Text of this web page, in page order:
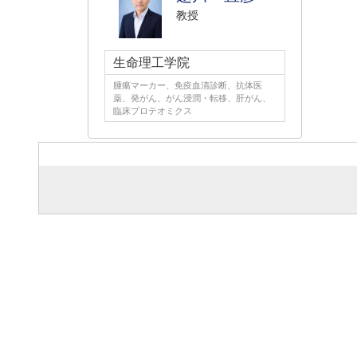
教授
生命理工学院
腫瘍マーカー、免疫血清診断、抗体医
薬、発がん、がん浸潤・転移、肝がん、
臨床プロテオミクス